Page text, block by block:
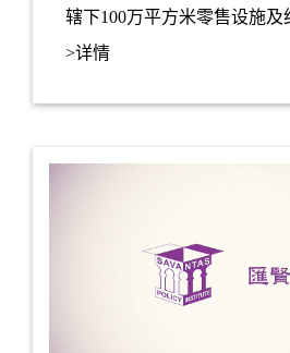
辖下100万平方米零售设施及
并于2005年成功将资产分拆
>详情